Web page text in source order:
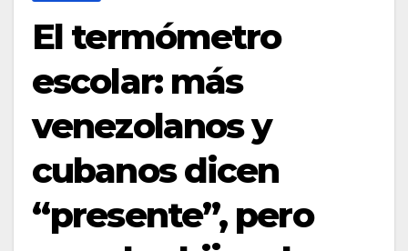
El termómetro
escolar: más
venezolanos y
cubanos dicen
“presente”, pero